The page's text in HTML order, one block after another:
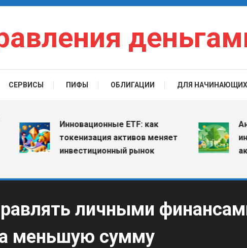
СЕРВИСЫ ПИФЫ ОБЛИГАЦИИ ДЛЯ НАЧИНАЮЩИХ
Инновационные ETF: как
токенизация активов меняет
инвестиционный рынок
личными
меньшую сумму